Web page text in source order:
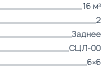
16 м³
2
Заднее
СЦЛ-00
6×6